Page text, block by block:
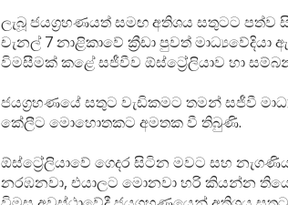
ලැබූ ජයග්‍රහණයත් සමඟ අතිශය සතුටට පත්ව
චැනල් 7 නාළිකාවේ ක්‍රීඩා පුවත්
විමසීමක් කළේ සජීවීව ඕස්ට්‍රේලියාව හා
ජයග්‍රහණයේ සතුට වැඩිකමට තමන් සජීවී
කේලීට මොහොතකට අමතක වී තිබුණි.
ඕස්ට්‍රේලියාවේ ගෙදර සිටින මවට සහ
නරඹනවා, එයාලට මොනවා හරි කියන්න